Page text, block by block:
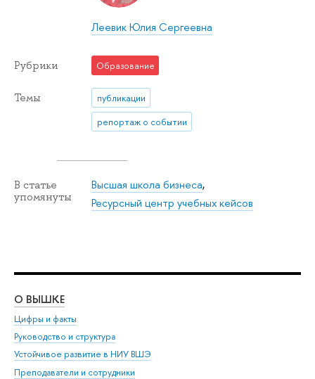
Леевик Юлия Сергеевна
Рубрики Образование
Темы
публикации
репортаж о событии
В статье
упомянуты
Высшая школа бизнеса,
Ресурсный центр учебных кейсов
О ВЫШКЕ
Цифры и факты
Руководство и структура
Устойчивое развитие в НИУ ВШЭ
Преподаватели и сотрудники